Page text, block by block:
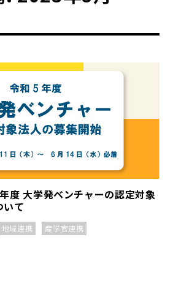
度 大学発ベンチャーの認定対象
いて
地域連携 産学官連携